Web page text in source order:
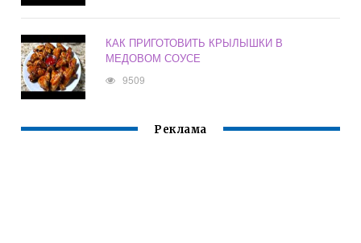
КАК ПРИГОТОВИТЬ КРЫЛЫШКИ В
МЕДОВОМ СОУСЕ
9509
Реклама